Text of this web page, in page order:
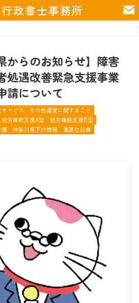
政書士事務所
からのお知らせ】障害
処遇改善緊急支援事業
請について
ービス
その他運営に関すること
就労継続支援A型
就労継続支援B型
護 神奈川県下の情報 重要な記事